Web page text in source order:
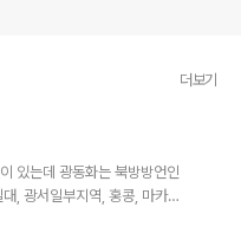
더보기
있는데 광동화는 북방방언인
, 광서일부지역, 홍콩, 마카오,